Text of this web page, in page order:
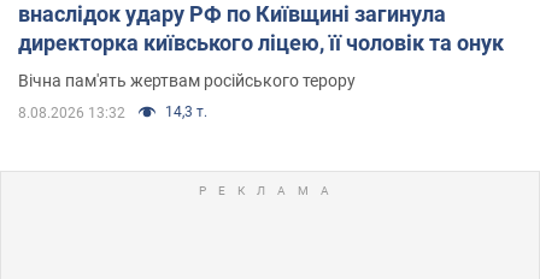
внаслідок удару РФ по Київщині загинула
директорка київського ліцею, її чоловік та онук
Вічна пам'ять жертвам російського терору
8.08.2026 13:32 14,3 т.